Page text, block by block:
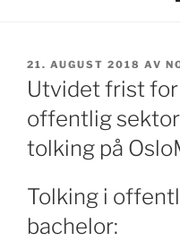
PUBLISERT
21. AUGUST 2018 AV
Utvidet frist
offentlig
tolking på
Tolking i
bachelor: